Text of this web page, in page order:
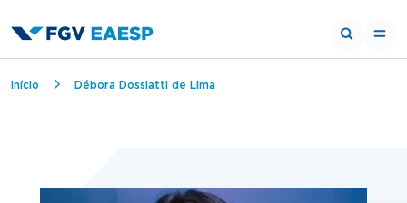
Trilha de navegação
Início Débora Dossiatti de Lima